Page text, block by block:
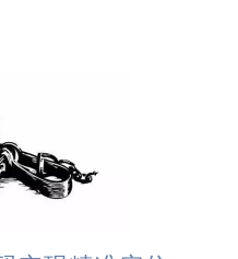
产带来了全新的管理模